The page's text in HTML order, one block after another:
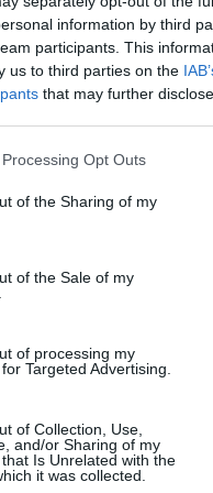
information by third
participants. This
us to third parties on the
that may further
Opt Outs
of the Sharing of my
of the Sale of my
of processing my
Targeted Advertising.
of Collection, Use,
and/or Sharing of my
Is Unrelated with the
it was collected.
(;)
κανονικότητας
κάλεσε ο
τους